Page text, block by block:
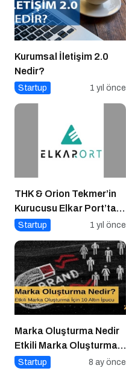
Kurumsal İletişim 2.0
Nedir?
Startup 1 yıl önce
THK & Orion Tekmer’in
Kurucusu Elkar Port’tan
Savunma Sanayii
Electronics’e Stratejik
Yatırım
Startup 1 yıl önce
Marka Oluşturma Nedir
Etkili Marka Oluşturma
için 10 Altın İpucu
Startup 8 ay önce